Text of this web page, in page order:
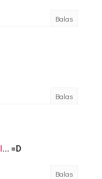
Balas
Balas
... =D
Balas